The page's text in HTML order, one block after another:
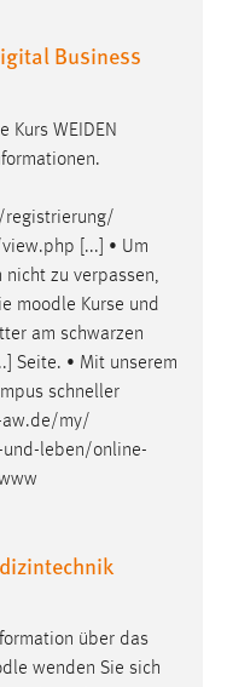
Business
Kurs WEIDEN
[...] • Um
zu verpassen,
moodle Kurse und
am schwarzen
Seite. • Mit unserem
schneller
aw.de/my/
leben/online-
über das
wenden Sie sich